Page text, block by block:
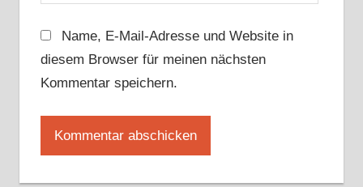
Name, E-Mail-Adresse und Website in
diesem Browser für meinen nächsten
Kommentar speichern.